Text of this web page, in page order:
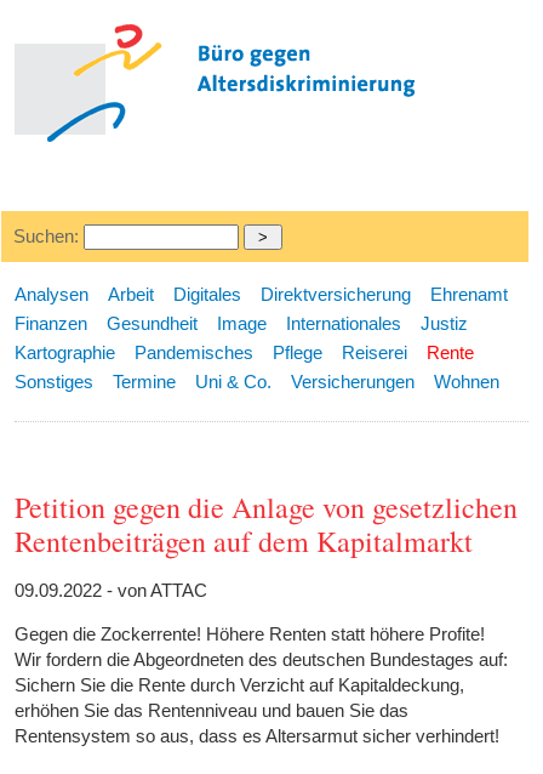
Suchen:
Analysen Arbeit Digitales Direktversicherung
Ehrenamt
Finanzen
Gesundheit Image Internationales
Justiz
Kartographie
Pandemisches Pflege Reiserei
Rente
Sonstiges
Termine Uni & Co. Versicherungen Wohnen
Petition gegen die Anlage von gesetzlichen
Rentenbeiträgen auf dem Kapitalmarkt
09.09.2022 - von ATTAC
Gegen die Zockerrente! Höhere Renten statt höhere Profite!
Wir fordern die Abgeordneten des deutschen Bundestages auf:
Sichern Sie die Rente durch Verzicht auf Kapitaldeckung,
erhöhen Sie das Rentenniveau und bauen Sie das
Rentensystem so aus, dass es Altersarmut sicher verhindert!